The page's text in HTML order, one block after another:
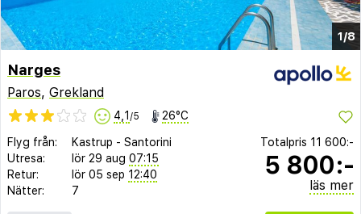
1/8
Narges
Paros, Grekland
4,1 /5 26°C
Flyg från: Kastrup - Santorini
Utresa:
lör 29 aug 07:15
Retur:
lör 05 sep 12:40
Nätter:
7
Totalpris 11 600:-
5 800:-
läs mer